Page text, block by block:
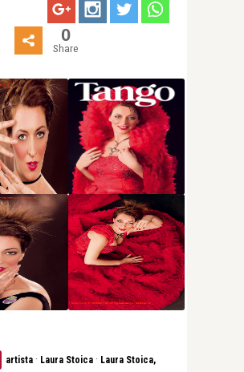
0
Share
artista · Laura Stoica · Laura Stoica,